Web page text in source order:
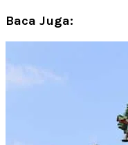
Baca Juga: